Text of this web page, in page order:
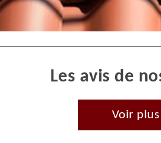
Les avis de
Voir plus